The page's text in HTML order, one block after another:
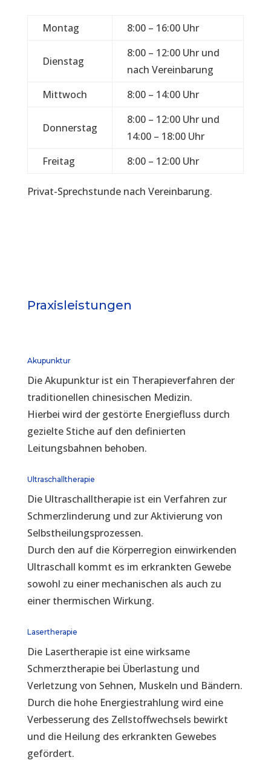
Montag 8:00 – 16:00 Uhr
Dienstag
8:00 – 12:00 Uhr und
nach Vereinbarung
Mittwoch
8:00 – 14:00 Uhr
Donnerstag
8:00 – 12:00 Uhr und
14:00 – 18:00 Uhr
Freitag
8:00 – 12:00 Uhr
Privat-Sprechstunde nach Vereinbarung.
Praxisleistungen
Akupunktur
Die Akupunktur ist ein Therapieverfahren der
traditionellen chinesischen Medizin.
Hierbei wird der gestörte Energiefluss durch
gezielte Stiche auf den definierten
Leitungsbahnen behoben.
Ultraschalltherapie
Die Ultraschalltherapie ist ein Verfahren zur
Schmerzlinderung und zur Aktivierung von
Selbstheilungsprozessen.
Durch den auf die Körperregion einwirkenden
Ultraschall kommt es im erkrankten Gewebe
sowohl zu einer mechanischen als auch zu
einer thermischen Wirkung.
Lasertherapie
Die Lasertherapie ist eine wirksame
Schmerztherapie bei Überlastung und
Verletzung von Sehnen, Muskeln und Bändern.
Durch die hohe Energiestrahlung wird eine
Verbesserung des Zellstoffwechsels bewirkt
und die Heilung des erkrankten Gewebes
gefördert.